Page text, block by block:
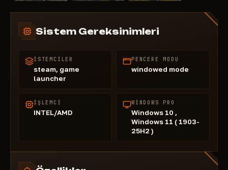
Sistem Gereksinimleri
İSTEMCILER
steam, game
launcher
PENCERE MODU
windowed mode
İŞLEMCI
INTEL/AMD
WINDOWS PRO
Windows 10 ,
Windows 11 ( 1903-
25Н2 )